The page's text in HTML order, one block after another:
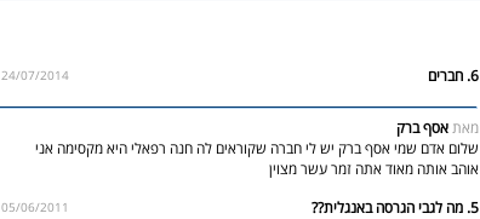
6. חברים 24/07/2014 - 17:19
מאתאסף ברק
שלום אדם שמי אסף ברק יש לי חברה שקוראים לה חנה רפאלי היא מקסימה אני
אוהב אותה מאוד אתה זמר עשר מצוין
5. מה לגבי הגרסה באנגלית??
05/06/2011 - 00:27